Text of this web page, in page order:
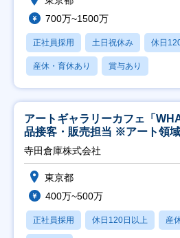
700万~1500万
正社員採用 土日祝休み 休日
産休・育休あり 賞与あり
アートギャラリーカフェ「
品接客・販売担当 ※アート領
寺田倉庫株式会社
東京都
400万~500万
正社員採用 休日120日以上 産